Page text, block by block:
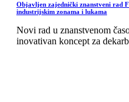
Objavljen zajednički znanstveni rad
industrijskim zonama i lukama
Novi rad u znanstvenom
inovativan koncept za